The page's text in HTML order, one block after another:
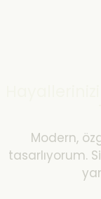
Modern,
tasarlıyorum.